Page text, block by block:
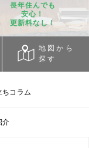
長年住んでも
安心！
更新料なし！
地図から
探す
ちコラム
介